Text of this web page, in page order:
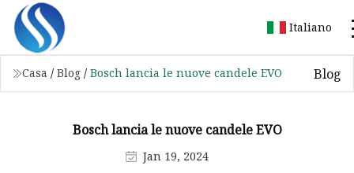
Italiano
Casa / Blog / Bosch lancia le nuove candele EVO Blog
Bosch lancia le nuove candele EVO
Jan 19, 2024